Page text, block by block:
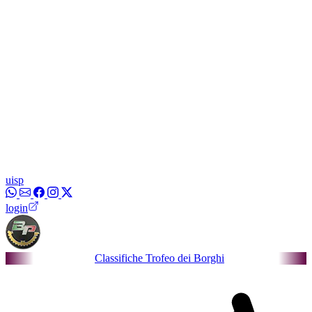
uisp
login
Classifiche Trofeo dei Borghi